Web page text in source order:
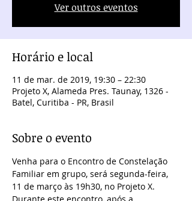
Ver outros eventos
Horário e local
11 de mar. de 2019, 19:30 – 22:30
Projeto X, Alameda Pres. Taunay, 1326 -
Batel, Curitiba - PR, Brasil
Sobre o evento
Venha para o Encontro de Constelação
Familiar em grupo, será segunda-feira,
11 de março às 19h30, no Projeto X.